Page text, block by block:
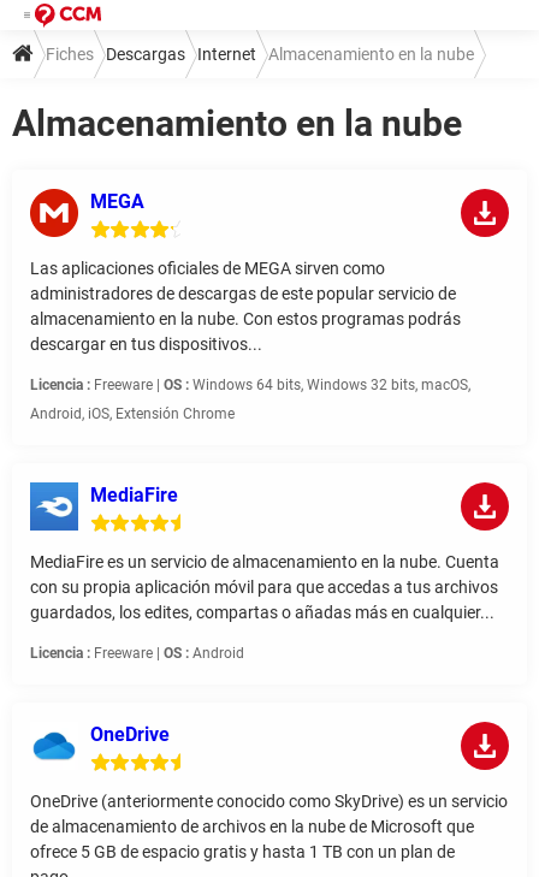
Fiches Descargas Internet Almacenamiento en la nube
Almacenamiento en la nube
MEGA
Las aplicaciones oficiales de MEGA sirven como
administradores de descargas de este popular servicio de
almacenamiento en la nube. Con estos programas podrás
descargar en tus dispositivos...
Licencia : Freeware | OS : Windows 64 bits, Windows 32 bits, macOS,
Android, iOS, Extensión Chrome
MediaFire
MediaFire es un servicio de almacenamiento en la nube. Cuenta
con su propia aplicación móvil para que accedas a tus archivos
guardados, los edites, compartas o añadas más en cualquier...
Licencia : Freeware | OS : Android
OneDrive
OneDrive (anteriormente conocido como SkyDrive) es un servicio
de almacenamiento de archivos en la nube de Microsoft que
ofrece 5 GB de espacio gratis y hasta 1 TB con un plan de